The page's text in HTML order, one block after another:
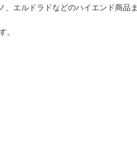
エルドラドなどのハイエンド商品ま
。